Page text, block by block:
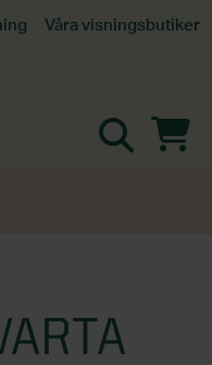
Våra visningsbutiker
Göteborg